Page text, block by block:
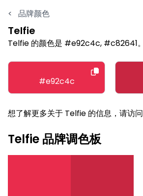
< 品牌颜色
Telfie
Telfie 的颜色是 #e92c4c, #c82641。
#e92c4c
想了解更多关于 Telfie 的信息，请访问
Telfie 品牌调色板